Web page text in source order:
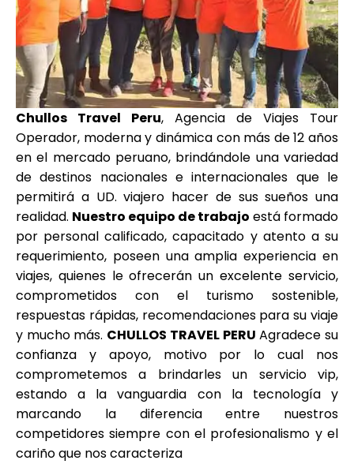
picchu
Tour de lujo Cusco 8 dias
Machupicchu + Hotel 4*
Tour Tiahuanaco desde Puno 1 día-
Puerta del Sol & Bolivia
Tour Uros Taquile 1 día | Salidas
desde Puno
Chullos Travel Peru, Agencia de Viajes Tour
Operador, moderna y dinámica con más de 12 años
en el mercado peruano, brindándole una variedad
de destinos nacionales e internacionales que le
permitirá a UD. viajero hacer de sus sueños una
realidad. Nuestro equipo de trabajo está formado
por personal calificado, capacitado y atento a su
requerimiento, poseen una amplia experiencia en
viajes, quienes le ofrecerán un excelente servicio,
comprometidos con el turismo sostenible,
respuestas rápidas, recomendaciones para su viaje
y mucho más. CHULLOS TRAVEL PERU Agradece su
confianza y apoyo, motivo por lo cual nos
comprometemos a brindarles un servicio vip,
estando a la vanguardia con la tecnología y
marcando la diferencia entre nuestros
competidores siempre con el profesionalismo y el
cariño que nos caracteriza